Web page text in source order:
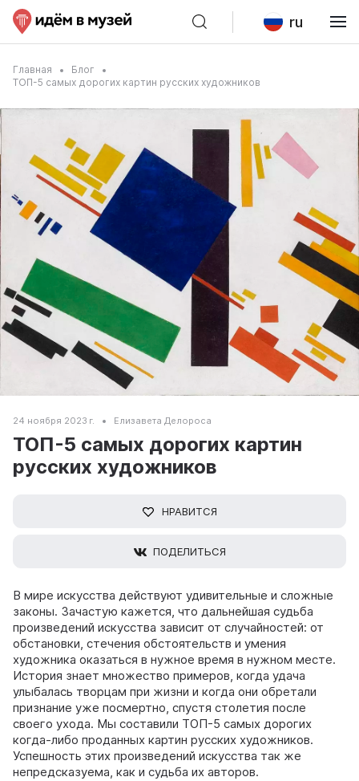
ru
Главная
Блог
ТОП-5 самых дорогих картин русских художников
24 ноября 2023 г. Елизавета Делороса
ТОП-5 самых дорогих картин
русских художников
НРАВИТСЯ
ПОДЕЛИТЬСЯ
В мире искусства действуют удивительные и сложные
законы. Зачастую кажется, что дальнейшая судьба
произведений искусства зависит от случайностей: от
обстановки, стечения обстоятельств и умения
художника оказаться в нужное время в нужном месте.
История знает множество примеров, когда удача
улыбалась творцам при жизни и когда они обретали
признание уже посмертно, спустя столетия после
своего ухода. Мы составили ТОП-5 самых дорогих
когда-либо проданных картин русских художников.
Успешность этих произведений искусства так же
непредсказуема, как и судьба их авторов.